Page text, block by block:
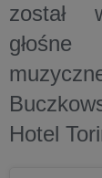
został
Hotel